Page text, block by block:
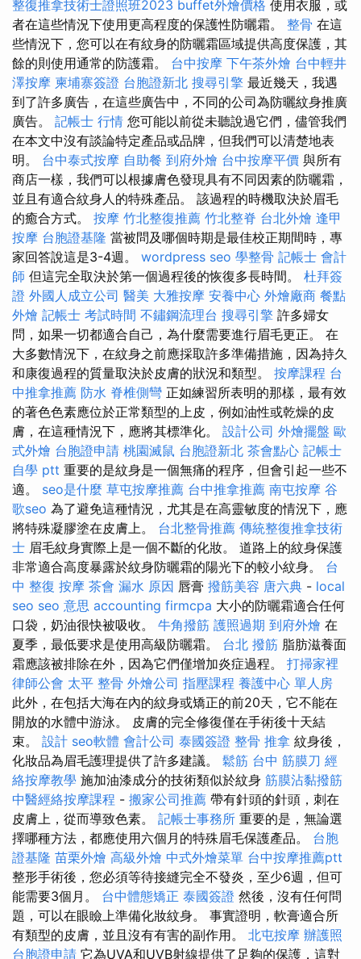
整復推拿技術士證照班2023 buffet外燴價格 使用衣服，或
者在這些情況下使用更高程度的保護性防曬霜。 整骨 在這
些情況下，您可以在有紋身的防曬霜區域提供高度保護，其
餘的則使用通常的防護霜。 台中按摩 下午茶外燴 台中輕井
澤按摩 柬埔寨簽證 台胞證新北 搜尋引擎 最近幾天，我遇
到了許多廣告，在這些廣告中，不同的公司為防曬紋身推廣
廣告。 記帳士 行情 您可能以前從未聽說過它們，儘管我們
在本文中沒有談論特定產品或品牌，但我們可以清楚地表
明。 台中泰式按摩 自助餐 到府外燴 台中按摩平價 與所有
商店一樣，我們可以根據膚色發現具有不同因素的防曬霜，
並且有適合紋身人的特殊產品。 該過程的時機取決於眉毛
的癒合方式。 按摩 竹北整復推薦 竹北整脊 台北外燴 逢甲
按摩 台胞證基隆 當被問及哪個時期是最佳校正期間時，專
家回答說這是3-4週。 wordpress seo 學整骨 記帳士 會計
師 但這完全取決於第一個過程後的恢復多長時間。 杜拜簽
證 外國人成立公司 醫美 大雅按摩 安養中心 外燴廠商 餐點
外燴 記帳士 考試時間 不鏽鋼流理台 搜尋引擎 許多婦女
問，如果一切都適合自己，為什麼需要進行眉毛更正。 在
大多數情況下，在紋身之前應採取許多準備措施，因為持久
和康復過程的質量取決於皮膚的狀況和類型。 按摩課程 台
中推拿推薦 防水 脊椎側彎 正如練習所表明的那樣，最有效
的著色色素應位於正常類型的上皮，例如油性或乾燥的皮
膚，在這種情況下，應將其標準化。 設計公司 外燴擺盤 歐
式外燴 台胞證申請 桃園滅鼠 台胞證新北 茶會點心 記帳士
自學 ptt 重要的是紋身是一個無痛的程序，但會引起一些不
適。 seo是什麼 草屯按摩推薦 台中推拿推薦 南屯按摩 谷
歌seo 為了避免這種情況，尤其是在高靈敏度的情況下，應
將特殊凝膠塗在皮膚上。 台北整骨推薦 傳統整復推拿技術
士 眉毛紋身實際上是一個不斷的化妝。 道路上的紋身保護
非常適合高度暴露於紋身防曬霜的陽光下的較小紋身。 台
中 整復 按摩 茶會 漏水 原因 唇膏 撥筋美容 唐六典 - local
seo seo 意思 accounting firmcpa 大小的防曬霜適合任何
口袋，奶油很快被吸收。 牛角撥筋 護照過期 到府外燴 在
夏季，最低要求是使用高級防曬霜。 台北 撥筋 脂肪滋養面
霜應該被排除在外，因為它們僅增加炎症過程。 打掃家裡
律師公會 太平 整骨 外燴公司 指壓課程 養護中心 單人房
此外，在包括大海在內的紋身或矯正的前20​​天，它不能在
開放的水體中游泳。 皮膚的完全修復僅在手術後十天結
束。 設計 seo軟體 會計公司 泰國簽證 整骨 推拿 紋身後，
化妝品為眉毛護理提供了許多建議。 鬆筋 台中 筋膜刀 經
絡按摩教學 施加油漆成分的技術類似於紋身 筋膜沾黏撥筋
中醫經絡按摩課程 - 搬家公司推薦 帶有針頭的針頭，刺在
皮膚上，從而導致色素。 記帳士事務所 重要的是，無論選
擇哪種方法，都應使用六個月的特殊眉毛保護產品。 台胞
證基隆 苗栗外燴 高級外燴 中式外燴菜單 台中按摩推薦ptt
整形手術後，您必須等待接縫完全不發炎，至少6週，但可
能需要3個月。 台中體態矯正 泰國簽證 然後，沒有任何問
題，可以在眼瞼上準備化妝紋身。 事實證明，軟膏適合所
有類型的皮膚，並且沒有有害的副作用。 北屯按摩 辦護照
台胞證申請 它為UVA和UVB射線提供了足夠的保護，這對